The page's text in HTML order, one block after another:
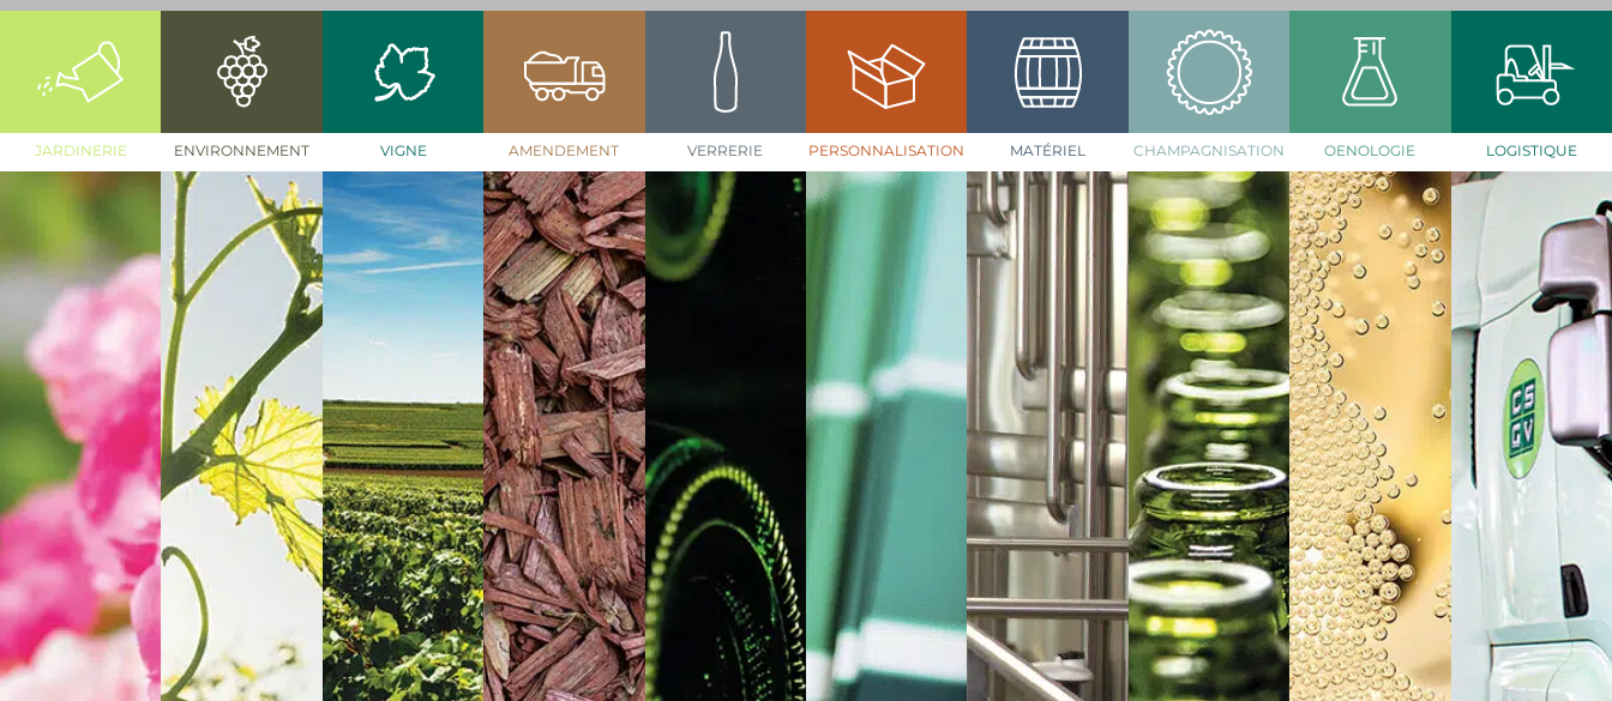
JARDINERIE ENVIRONNEMENT VIGNE AMENDEMENT VERRERIE PERSONNALISATION MATÉRIEL CHAMPAGNISATION OENOLOGIE LOGISTIQUE